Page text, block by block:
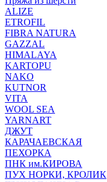
ALIZE
ETROFIL
FIBRA NATURA
GAZZAL
HIMALAYA
KARTOPU
NAKO
KUTNOR
VITA
WOOL SEA
YARNART
ДЖУТ
КАРАЧАЕВСКАЯ
ПЕХОРКА
ПНК им.КИРОВА
ПУХ НОРКИ, КРОЛИК